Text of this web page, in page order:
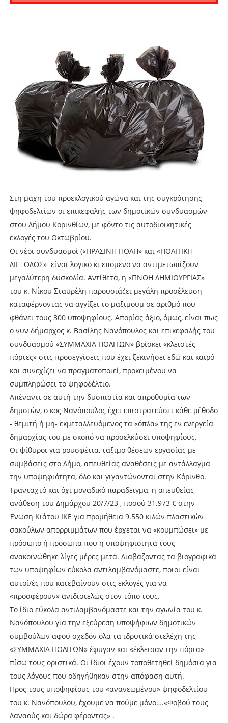
Στη μάχη του προεκλογικού αγώνα και της συγκρότησης
ψηφοδελτίων οι επικεφαλής των δημοτικών συνδυασμών
στου Δήμου Κορινθίων, με φόντο τις αυτοδιοικητικές
εκλογές του Οκτωβρίου.
Οι νέοι συνδυασμοί («ΠΡΑΣΙΝΗ ΠΟΛΗ» και «ΠΟΛΙΤΙΚΗ
ΔΙΕΞΟΔΟΣ» είναι λογικό κι επόμενο να αντιμετωπίζουν
μεγαλύτερη δυσκολία. Αντίθετα, η «ΠΝΟΗ ΔΗΜΙΟΥΡΓΙΑΣ»
του κ. Νίκου Σταυρέλη παρουσιάζει μεγάλη προσέλευση
καταφέρνοντας να αγγίξει το μάξιμουμ σε αριθμό που
φθάνει τους 300 υποψηφίους. Απορίας άξιο, όμως, είναι πως
ο νυν δήμαρχος κ. Βασίλης Νανόπουλος και επικεφαλής του
συνδυασμού «ΣΥΜΜΑΧΙΑ ΠΟΛΙΤΩΝ» βρίσκει «κλειστές
πόρτες» στις προσεγγίσεις που έχει ξεκινήσει εδώ και καιρό
και συνεχίζει να πραγματοποιεί, προκειμένου να
συμπληρώσει το ψηφοδέλτιο.
Απέναντι σε αυτή την δυσπιστία και απροθυμία των
δημοτών, ο κος Νανόπουλος έχει επιστρατεύσει κάθε μέθοδο
- θεμιτή ή μη- εκμεταλλευόμενος τα «όπλα» της εν ενεργεία
δημαρχίας του με σκοπό να προσελκύσει υποψηφίους.
Οι ψίθυροι για ρουσφέτια, τάξιμο θέσεων εργασίας με
συμβάσεις στο Δήμο, απευθείας αναθέσεις με αντάλλαγμα
την υποψηφιότητα, όλο και γιγαντώνονται στην Κόρινθο.
Τρανταχτό και όχι μοναδικό παράδειγμα, η απευθείας
ανάθεση του Δημάρχου 20/7/23 , ποσού 31.973 € στην
Ένωση Κιάτου ΙΚΕ για προμήθεια 9.550 κιλών πλαστικών
σακούλων απορριμμάτων που έρχεται να «κουμπώσει» με
πρόσωπο ή πρόσωπα που η υποψηφιότητα τους
ανακοινώθηκε λίγες μέρες μετά. Διαβάζοντας τα βιογραφικά
των υποψηφίων εύκολα αντιλαμβανόμαστε, ποιοι είναι
αυτοί/ές που κατεβαίνουν στις εκλογές για να
«προσφέρουν» ανιδιοτελώς στον τόπο τους.
Το ίδιο εύκολα αντιλαμβανόμαστε και την αγωνία του κ.
Νανόπουλου για την εξεύρεση υποψήφιων δημοτικών
συμβούλων αφού σχεδόν όλα τα ιδρυτικά στελέχη της
«ΣΥΜΜΑΧΙΑ ΠΟΛΙΤΩΝ» έφυγαν και «έκλεισαν την πόρτα»
πίσω τους οριστικά. Οι ίδιοι έχουν τοποθετηθεί δημόσια για
τους λόγους που οδηγήθηκαν στην απόφαση αυτή.
Προς τους υποψηφίους του «ανανεωμένου» ψηφοδελτίου
του κ. Νανόπουλου, έχουμε να πούμε μόνο….«Φοβού τους
Δαναούς και δώρα φέροντας» .